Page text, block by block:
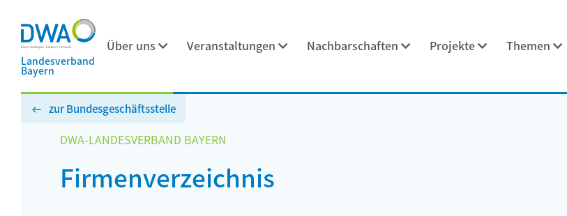
Landesverband
Bayern
Über uns Veranstaltungen Nachbarschaften Projekte Themen
zur Bundesgeschäftsstelle
DWA-LANDESVERBAND BAYERN
Firmenverzeichnis